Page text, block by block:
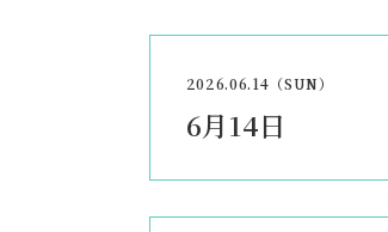
2026.06.14（SUN）
6月14日